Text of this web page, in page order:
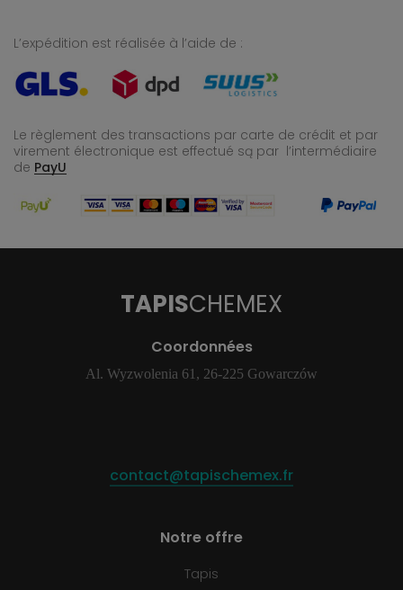
L’expédition est réalisée à l’aide de :
Le règlement des transactions par carte de crédit et par
virement électronique est effectué są par l’intermédiaire
de PayU
TAPISCHEMEX
Coordonnées
Al. Wyzwolenia 61, 26-225 Gowarczów
contact@tapischemex.fr
Notre offre
Tapis